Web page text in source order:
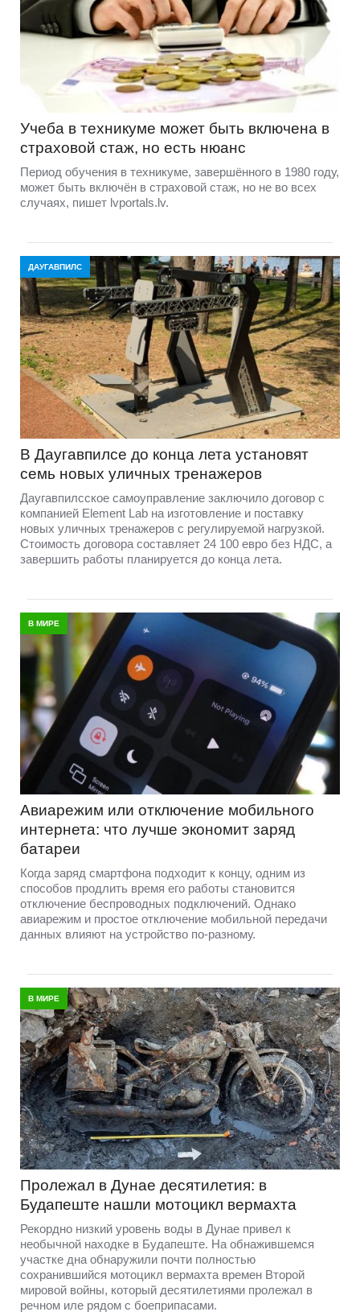
Учеба в техникуме может быть включена в
страховой стаж, но есть нюанс
Период обучения в техникуме, завершённого в 1980 году,
может быть включён в страховой стаж, но не во всех
случаях, пишет lvportals.lv.
ДАУГАВПИЛС
В Даугавпилсе до конца лета установят
семь новых уличных тренажеров
Даугавпилсское самоуправление заключило договор с
компанией Element Lab на изготовление и поставку
новых уличных тренажеров с регулируемой нагрузкой.
Стоимость договора составляет 24 100 евро без НДС, а
завершить работы планируется до конца лета.
В МИРЕ
Авиарежим или отключение мобильного
интернета: что лучше экономит заряд
батареи
Когда заряд смартфона подходит к концу, одним из
способов продлить время его работы становится
отключение беспроводных подключений. Однако
авиарежим и простое отключение мобильной передачи
данных влияют на устройство по-разному.
В МИРЕ
Пролежал в Дунае десятилетия: в
Будапеште нашли мотоцикл вермахта
Рекордно низкий уровень воды в Дунае привел к
необычной находке в Будапеште. На обнажившемся
участке дна обнаружили почти полностью
сохранившийся мотоцикл вермахта времен Второй
мировой войны, который десятилетиями пролежал в
речном иле рядом с боеприпасами.